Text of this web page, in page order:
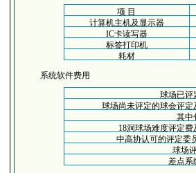
项 目
计算机主机及显示器
IC卡读写器
标签打印机
耗材
系统软件费用
球场已评
球场尚未评定的球会评定
其中
18洞球场难度评定
中高协认可的评定委
球场
差点系